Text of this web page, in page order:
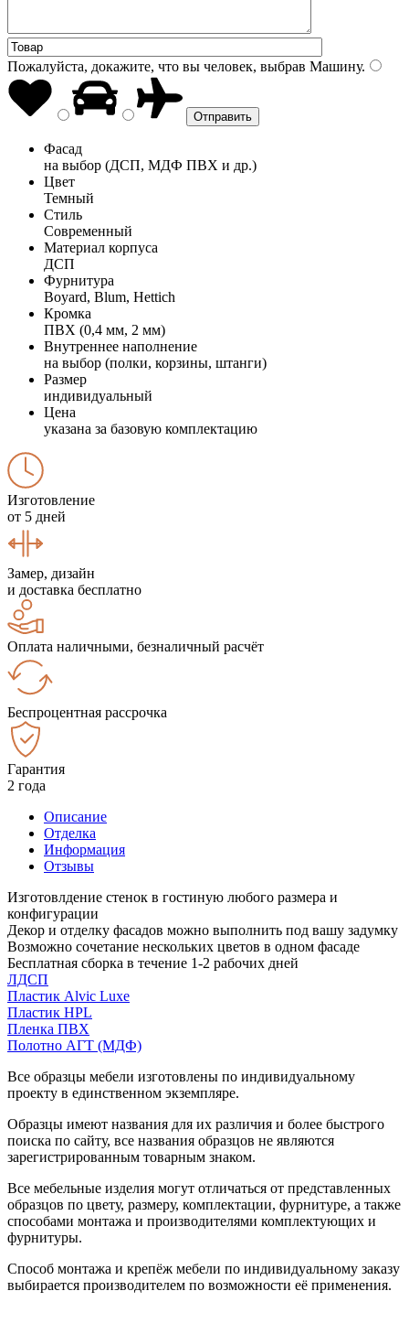
Пожалуйста, докажите, что вы человек, выбрав Машину.
Фасад
на выбор (ДСП, МДФ ПВХ и др.)
Цвет
Темный
Стиль
Современный
Материал корпуса
ДСП
Фурнитура
Boyard, Blum, Hettich
Кромка
ПВХ (0,4 мм, 2 мм)
Внутреннее наполнение
на выбор (полки, корзины, штанги)
Размер
индивидуальный
Цена
указана за базовую комплектацию
Изготовление
от 5 дней
Замер, дизайн
и доставка бесплатно
Оплата наличными, безналичный расчёт
Беспроцентная рассрочка
Гарантия
2 года
Описание
Отделка
Информация
Отзывы
Изготовлдение стенок в гостиную любого размера и
конфигурации
Декор и отделку фасадов можно выполнить под вашу задумку
Возможно сочетание нескольких цветов в одном фасаде
Бесплатная сборка в течение 1-2 рабочих дней
ЛДСП
Пластик Alvic Luxe
Пластик HPL
Пленка ПВХ
Полотно АГТ (МДФ)
Все образцы мебели изготовлены по индивидуальному
проекту в единственном экземпляре.
Образцы имеют названия для их различия и более быстрого
поиска по сайту, все названия образцов не являются
зарегистрированным товарным знаком.
Все мебельные изделия могут отличаться от представленных
образцов по цвету, размеру, комплектации, фурнитуре, а также
способами монтажа и производителями комплектующих и
фурнитуры.
Способ монтажа и крепёж мебели по индивидуальному заказу
выбирается производителем по возможности её применения.